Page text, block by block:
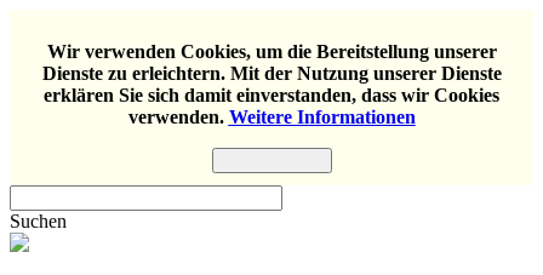
Wir verwenden Cookies, um die Bereitstellung unserer
Dienste zu erleichtern. Mit der Nutzung unserer Dienste
erklären Sie sich damit einverstanden, dass wir Cookies
verwenden. Weitere Informationen
Suchen